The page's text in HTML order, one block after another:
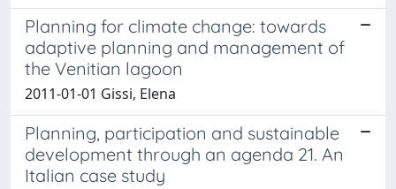
Planning for climate change: towards
adaptive planning and management of
the Venitian lagoon
2011-01-01 Gissi, Elena
Planning, participation and sustainable
development through an agenda 21. An
Italian case study